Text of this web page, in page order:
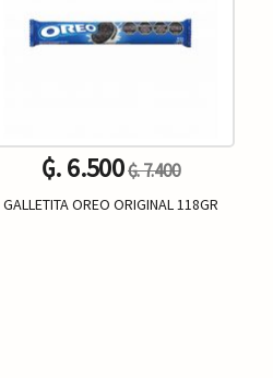
₲. 6.500₲. 7.400
GALLETITA OREO ORIGINAL 118GR